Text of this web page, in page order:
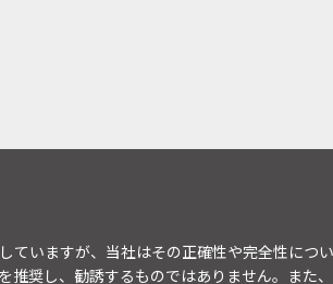
いますが、当社はその正確性や完全性につ
奨し、勧誘するものではありません。また、